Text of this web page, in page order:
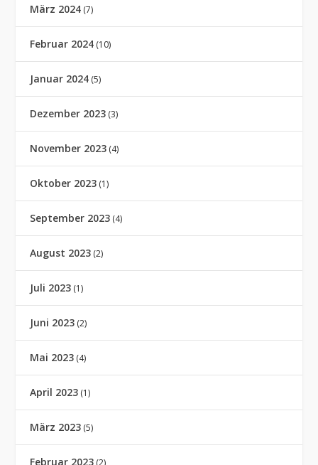
März 2024 (7)
Februar 2024 (10)
Januar 2024 (5)
Dezember 2023 (3)
November 2023 (4)
Oktober 2023 (1)
September 2023 (4)
August 2023 (2)
Juli 2023 (1)
Juni 2023 (2)
Mai 2023 (4)
April 2023 (1)
März 2023 (5)
Februar 2023 (2)